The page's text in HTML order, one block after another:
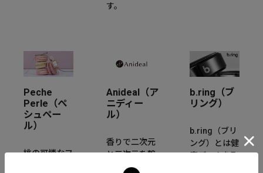
す。
Peche
Perle（ぺ
シュペー
ル）
桃の可憐なフ
Anideal（ア
ニディー
ル）
香りで二次元
と三次元を繋
ぐ世界観から
b.ring（ブ
リング）
b.ring（ブリ
ング）とは健
康データを取